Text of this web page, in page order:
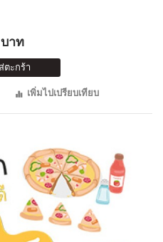
าท
ตะกร้า
เพิ่มไปเปรียบเทียบ